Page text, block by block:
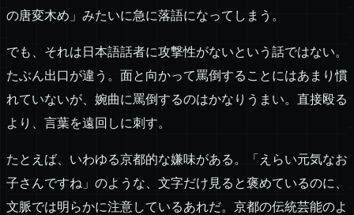
の唐変木め」みたいに急に落語になってしまう。
でも、それは日本語話者に攻撃性がないという話ではない。
たぶん出口が違う。面と向かって罵倒することにはあまり慣
れていないが、婉曲に罵倒するのはかなりうまい。直接殴る
より、言葉を遠回しに刺す。
たとえば、いわゆる京都的な嫌味がある。「えらい元気なお
子さんですね」のような、文字だけ見ると褒めているのに、
文脈では明らかに注意しているあれだ。京都の伝統芸能のよ